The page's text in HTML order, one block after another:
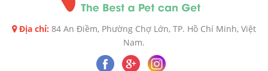
Địa chỉ: 84 An Điềm, Phường Chợ Lớn, TP. Hồ Chí Minh, Việt
Nam.